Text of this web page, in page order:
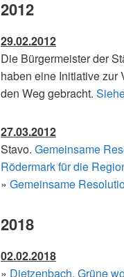
2012
29.02.2012
Die Bürgermeister der
haben eine Initiative zur
den Weg gebracht.
27.03.2012
Stavo. Gemeinsame
Rödermark für die
» Gemeinsame
2018
02.02.2018
» Dietzenbach. Grüne